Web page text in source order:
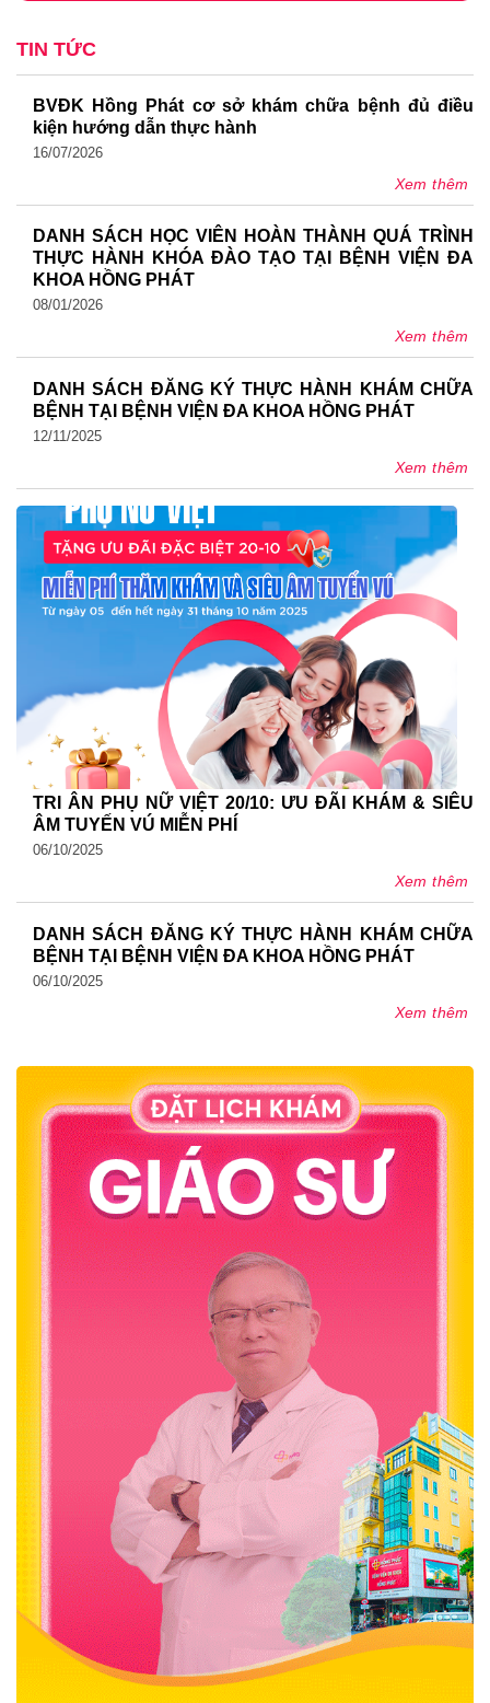
TIN TỨC
BVĐK Hồng Phát cơ sở khám chữa bệnh đủ điều
kiện hướng dẫn thực hành
16/07/2026
Xem thêm
DANH SÁCH HỌC VIÊN HOÀN THÀNH QUÁ TRÌNH
THỰC HÀNH KHÓA ĐÀO TẠO TẠI BỆNH VIỆN ĐA
KHOA HỒNG PHÁT
08/01/2026
Xem thêm
DANH SÁCH ĐĂNG KÝ THỰC HÀNH KHÁM CHỮA
BỆNH TẠI BỆNH VIỆN ĐA KHOA HỒNG PHÁT
12/11/2025
Xem thêm
TRI ÂN PHỤ NỮ VIỆT 20/10: ƯU ĐÃI KHÁM & SIÊU
ÂM TUYẾN VÚ MIỄN PHÍ
06/10/2025
Xem thêm
DANH SÁCH ĐĂNG KÝ THỰC HÀNH KHÁM CHỮA
BỆNH TẠI BỆNH VIỆN ĐA KHOA HỒNG PHÁT
06/10/2025
Xem thêm